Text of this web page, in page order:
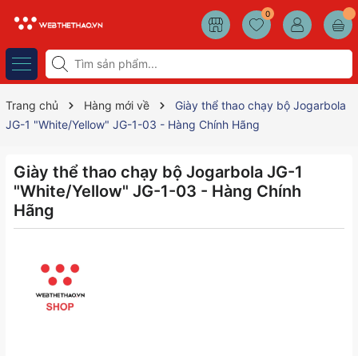
0
Trang chủ Hàng mới về
Giày thể thao chạy bộ Jogarbola
JG-1 "White/Yellow" JG-1-03 - Hàng Chính Hãng
Giày thể thao chạy bộ Jogarbola JG-1
"White/Yellow" JG-1-03 - Hàng Chính
Hãng